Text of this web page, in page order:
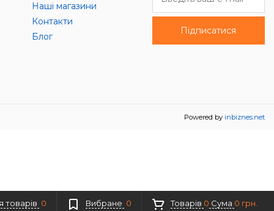
товарів 0 Вибране 0 Товарів 0 Сума 0 грн.
Наші магазини
Контакти
Блог
Підписатися
Powered by inbiznes.net